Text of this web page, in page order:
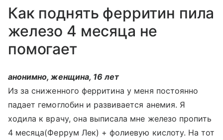
Как поднять ферритин пила
железо 4 месяца не
помогает
анонимно, женщина, 16 лет
Из за сниженного ферритина у меня постоянно
падает гемоглобин и развивается анемия. Я
ходила к врачу, она выписала мне железо пропить
4 месяца(Феррум Лек) + фолиевую кислоту. На тот